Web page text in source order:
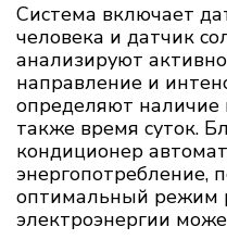
Система включает
человека и датчик
анализируют
направление и
определяют наличие
также время суток.
кондиционер
энергопотребление,
оптимальный режим
электроэнергии